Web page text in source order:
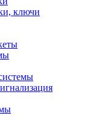
ключи